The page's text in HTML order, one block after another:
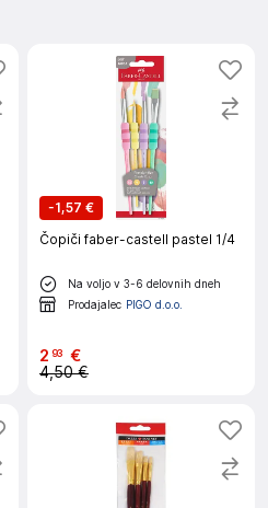
-1,57 €
Čopiči faber-castell pastel 1/4
Na voljo v 3-6 delovnih dneh
Prodajalec PIGO d.o.o.
2 93 €
4,50 €